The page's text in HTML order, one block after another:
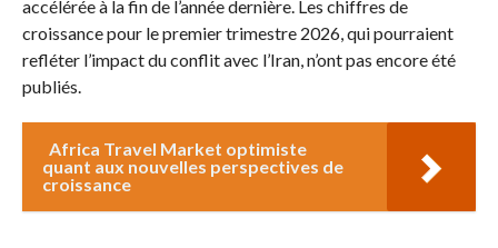
accélérée à la fin de l’année dernière. Les chiffres de
croissance pour le premier trimestre 2026, qui pourraient
refléter l’impact du conflit avec l’Iran, n’ont pas encore été
publiés.
Africa Travel Market optimiste
quant aux nouvelles perspectives de
croissance